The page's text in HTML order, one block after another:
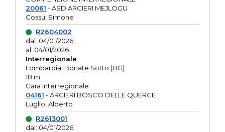
20061 - ASD ARCIERI MEJLOGU
Cossu, Simone
R2604002
dal: 04/01/2026
al: 04/01/2026
Interregionale
Lombardia: Bonate Sotto (BG)
18 m
Gara Interregionale
04161 - ARCIERI BOSCO DELLE QUERCE
Luglio, Alberto
R2613001
dal: 04/01/2026